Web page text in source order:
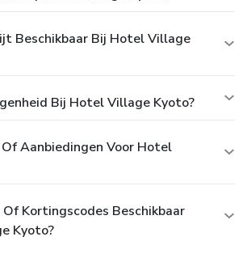
Beschikbaar Bij Hotel Village
Bij Hotel Village Kyoto?
Aanbiedingen Voor Hotel
Kortingscodes Beschikbaar
Kyoto?